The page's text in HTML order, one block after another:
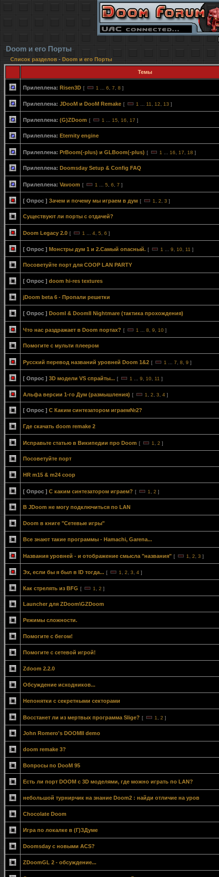
Doom и его Порты
Список разделов - Doom и его Порты
Темы
Прилеплена: Risen3D [ 1 6 7 8 ]
Прилеплена: JDooM и DooM Remake [ 1 11 12 13 ]
Прилеплена: (G)ZDoom [ 1 15 16 17 ]
Прилеплена: Eternity engine
Прилеплена: PrBoom(-plus) и GLBoom(-plus) [ 1 16 17 18 ]
Прилеплена: Doomsday Setup & Config FAQ
Прилеплена: Vavoom [ 1 5 6 7 ]
[ Опрос ] Зачем и почему мы играем в дум [ 1 2 3 ]
Существуют ли порты с отдачей?
Doom Legacy 2.0 [ 1 4 5 6 ]
[ Опрос ] Монстры дум 1 и 2.Самый опасный. [ 1 9 10 11 ]
Посоветуйте порт для COOP LAN PARTY
[ Опрос ] doom hi-res textures
jDoom beta 6 - Пропали решетки
[ Опрос ] DoomI & DoomII Nightmare (тактика прохождения)
Что нас раздражает в Doom портах? [ 1 8 9 10 ]
Помогите с мульти плеером
Русский перевод названий уровней Doom 1&2 [ 1 7 8 9 ]
[ Опрос ] 3D модели VS спрайты... [ 1 9 10 11 ]
Альфа версии 1-го Дум (размышления) [ 1 2 3 4 ]
[ Опрос ] С Каким синтезатором играем№2?
Где скачать doom remake 2
Исправьте статью в Википедии про Doom [ 1 2 ]
Посоветуйте порт
HR m15 & m24 coop
[ Опрос ] С каким синтезатором играем? [ 1 2 ]
В JDoom не могу подключиться по LAN
Doom в книге "Сетевые игры"
Все знают такие программы - Hamachi, Garena...
Названия уровней - и отображение смысла "названия" [ 1 2 3 ]
Эх, если бы я был в ID тогда... [ 1 2 3 4 ]
Как стрелять из BFG [ 1 2 ]
Launcher для ZDoom\GZDoom
Режимы сложности.
Помогите с бегом!
Помогите с сетевой игрой!
Zdoom 2.2.0
Обсуждение исходников...
Непонятки с секретными секторами
Восстанет ли из мертвых программа Slige? [ 1 2 ]
John Romero's DOOMII demo
doom remake 3?
Вопросы по DooM 95
Есть ли порт DOOM с 3D моделями, где можно играть по LAN?
небольшой турнирчик на знание Doom2 : найди отличие на уров
Chocolate Doom
Игра по локалке в (Г)ЗДуме
Doomsday с новыми ACS?
ZDoomGL 2 - обсуждение...